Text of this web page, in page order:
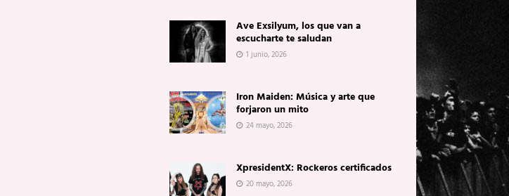
Ave Exsilyum, los que van a
escucharte te saludan
1 junio, 2026
Iron Maiden: Música y arte que
forjaron un mito
24 mayo, 2026
XpresidentX: Rockeros certificados
20 mayo, 2026